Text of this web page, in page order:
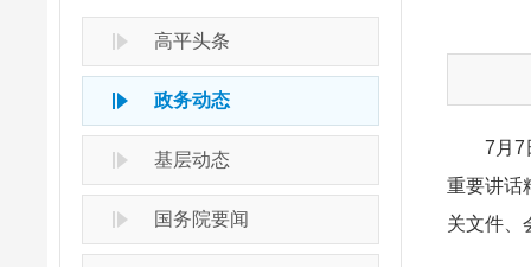
高平头条
政务动态
基层动态
国务院要闻
7月7日
重要讲话
关文件、